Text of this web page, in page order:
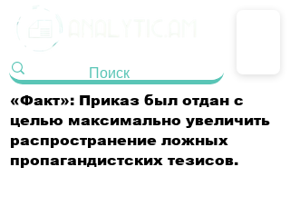
«Факт»: Приказ был отдан с
целью максимально увеличить
распространение ложных
пропагандистских тезисов.